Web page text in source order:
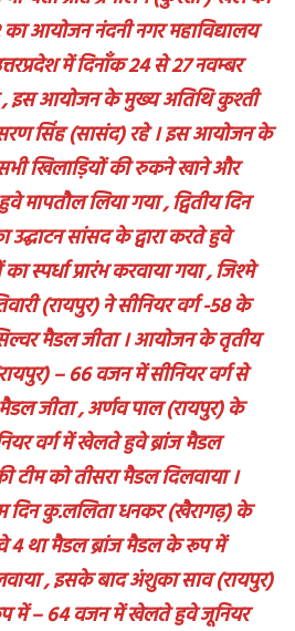
आयोजन नंदनी नगर महाविद्यालय
में दिनाँक 24 से 27 नवम्बर
इस आयोजन के मुख्य अतिथि कुश्ती
सिंह (सासंद) रहे । इस आयोजन के
खिलाड़ियों की रुकने खाने और
लिया गया , द्वितीय दिन
सांसद के द्वारा करते हुवे
स्पर्धा प्रारंभ करवाया गया , जिश्मे
(रायपुर) ने सीनियर वर्ग -58 के
मैडल जीता । आयोजन के तृतीय
– 66 वजन में सीनियर वर्ग से
जीता , अर्णव पाल (रायपुर) के
वर्ग में खेलते हुवे ब्रांज मैडल
टीम को तीसरा मैडल दिलवाया ।
कु.ललिता धनकर (खैरागढ़) के
4 था मैडल ब्रांज मैडल के रूप में
, इसके बाद अंशुका साव (रायपुर)
में – 64 वजन में खेलते हुवे जूनियर